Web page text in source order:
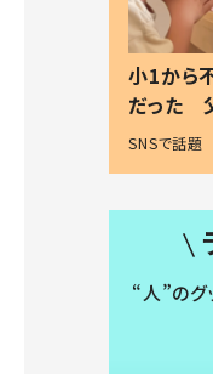
小1から
だった
る理由
SNSで話題
“人”のグ